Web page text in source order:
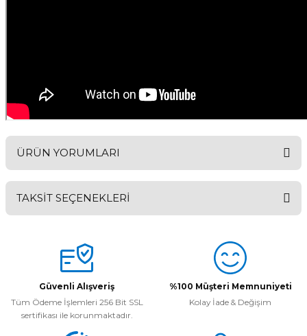
ÜRÜN YORUMLARI
TAKSİT SEÇENEKLERİ
Güvenli Alışveriş
Tüm Ödeme İşlemleri 256 Bit SSL
sertifikası ile korunmaktadır.
%100 Müşteri Memnuniyeti
Kolay İade & Değişim